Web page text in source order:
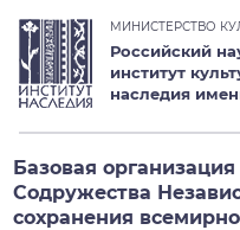
МИНИСТЕРСТВО
Российский
институт
наследия
Базовая организация
Содружества
сохранения